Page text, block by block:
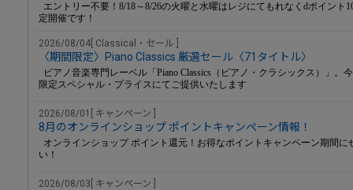
エントリー不要！8/18～8/26の火曜と水曜はレジにてもれなくdポイント
定開催です！
2026/08/04[ Classical・セール ]
〈期間限定〉Piano Classics 厳選セール〈71タイトル〉
ピアノ音楽専門レーベル「Piano Classics（ピアノ・クラシックス）」。
限定スペシャル・プライスにてご提供いたします
2026/08/01[ キャンペーン ]
8月のオンラインショップ ポイントキャンペーン情報！
オンラインショップ ポイント還元！お得なポイントキャンペーン期間に
い！
2026/08/03[ キャンペーン ]